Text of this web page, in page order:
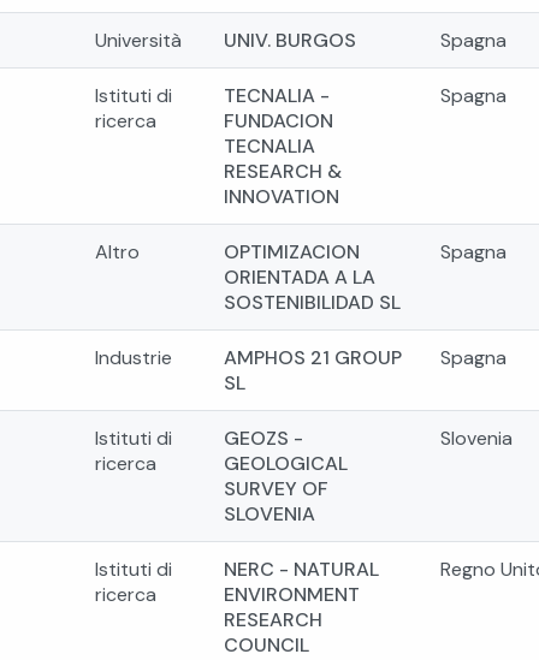
Università UNIV. BURGOS Spagna
Istituti di
ricerca
TECNALIA -
FUNDACION
TECNALIA
RESEARCH &
INNOVATION
Spagna
Altro
OPTIMIZACION
ORIENTADA A LA
SOSTENIBILIDAD SL
Spagna
Industrie
AMPHOS 21 GROUP
SL
Spagna
Istituti di
ricerca
GEOZS -
GEOLOGICAL
SURVEY OF
SLOVENIA
Slovenia
Istituti di
ricerca
NERC - NATURAL
ENVIRONMENT
RESEARCH
COUNCIL
Regno